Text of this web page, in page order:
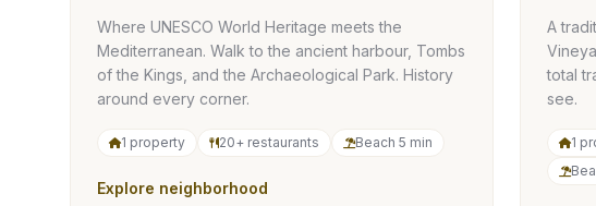
Where UNESCO World Heritage meets the
Mediterranean. Walk to the ancient harbour, Tombs
of the Kings, and the Archaeological Park. History
around every corner.
1 property 20+ restaurants Beach 5 min
Explore neighborhood
A
total
see.
1